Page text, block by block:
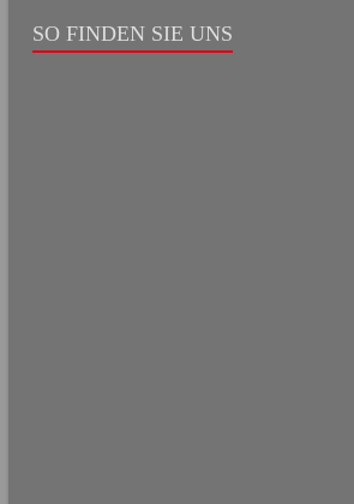
SO FINDEN SIE UNS